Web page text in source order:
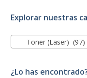
Explorar nuestras
Toner (Laser) (97)
¿Lo has